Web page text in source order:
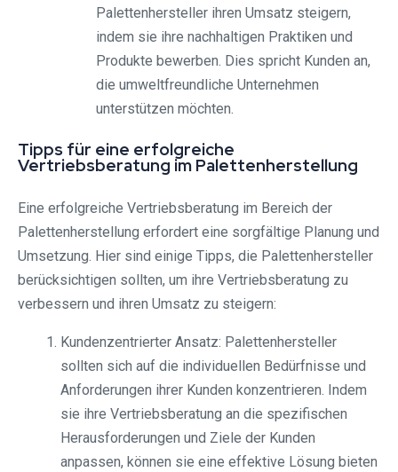
Palettenhersteller ihren Umsatz steigern,
indem sie ihre nachhaltigen Praktiken und
Produkte bewerben. Dies spricht Kunden an,
die umweltfreundliche Unternehmen
unterstützen möchten.
Tipps für eine erfolgreiche
Vertriebsberatung im Palettenherstellung
Eine erfolgreiche Vertriebsberatung im Bereich der
Palettenherstellung erfordert eine sorgfältige Planung und
Umsetzung. Hier sind einige Tipps, die Palettenhersteller
berücksichtigen sollten, um ihre Vertriebsberatung zu
verbessern und ihren Umsatz zu steigern:
Kundenzentrierter Ansatz: Palettenhersteller
sollten sich auf die individuellen Bedürfnisse und
Anforderungen ihrer Kunden konzentrieren. Indem
sie ihre Vertriebsberatung an die spezifischen
Herausforderungen und Ziele der Kunden
anpassen, können sie eine effektive Lösung bieten